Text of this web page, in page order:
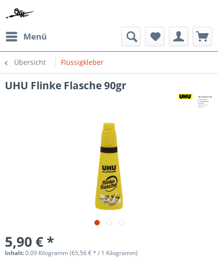
Menü
Übersicht Flüssigkleber
UHU Flinke Flasche 90gr
5,90 € *
Inhalt:0.09 Kilogramm (65,56 € * / 1 Kilogramm)